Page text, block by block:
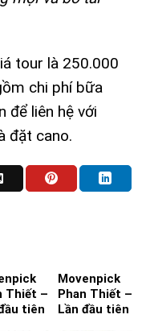
tour là 250.000
chi phí bữa
để liên hệ với
đặt cano.
Thiết –
tiên
Movenpick
Phan Thiết –
Lần đầu tiên